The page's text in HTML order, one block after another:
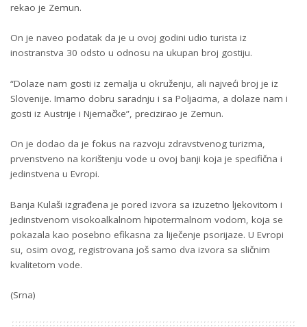
rekao je Zemun.
On je naveo podatak da je u ovoj godini udio turista iz
inostranstva 30 odsto u odnosu na ukupan broj gostiju.
“Dolaze nam gosti iz zemalja u okruženju, ali najveći broj je iz
Slovenije. Imamo dobru saradnju i sa Poljacima, a dolaze nam i
gosti iz Austrije i Njemačke”, precizirao je Zemun.
On je dodao da je fokus na razvoju zdravstvenog turizma,
prvenstveno na korištenju vode u ovoj banji koja je specifična i
jedinstvena u Evropi.
Banja Kulaši izgrađena je pored izvora sa izuzetno ljekovitom i
jedinstvenom visokoalkalnom hipotermalnom vodom, koja se
pokazala kao posebno efikasna za liječenje psorijaze. U Evropi
su, osim ovog, registrovana još samo dva izvora sa sličnim
kvalitetom vode.
(Srna)